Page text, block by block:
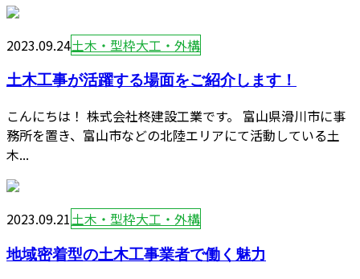
2023.09.24土木・型枠大工・外構
土木工事が活躍する場面をご紹介します！
こんにちは！ 株式会社柊建設工業です。 富山県滑川市に事
務所を置き、富山市などの北陸エリアにて活動している土
木...
2023.09.21土木・型枠大工・外構
地域密着型の土木工事業者で働く魅力